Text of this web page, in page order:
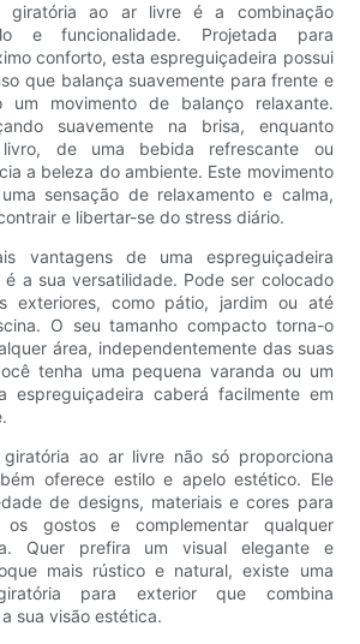
giratória ao ar livre é a combinação
e funcionalidade. Projetada para
conforto, esta espreguiçadeira possui
que balança suavemente para frente e
um movimento de balanço relaxante.
suavemente na brisa, enquanto
de uma bebida refrescante ou
a beleza do ambiente. Este movimento
sensação de relaxamento e calma,
e libertar-se do stress diário.
vantagens de uma espreguiçadeira
a sua versatilidade. Pode ser colocado
exteriores, como pátio, jardim ou até
O seu tamanho compacto torna-o
área, independentemente das suas
tenha uma pequena varanda ou um
espreguiçadeira caberá facilmente em
giratória ao ar livre não só proporciona
oferece estilo e apelo estético. Ele
de designs, materiais e cores para
gostos e complementar qualquer
Quer prefira um visual elegante e
mais rústico e natural, existe uma
para exterior que combina
sua visão estética.